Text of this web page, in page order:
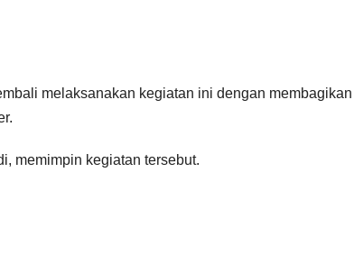
melaksanakan kegiatan ini dengan membagikan
memimpin kegiatan tersebut.